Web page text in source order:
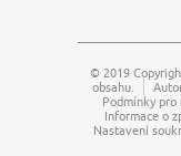
© 2019
obsahu.
Podmínky
Informace o
Nastavení